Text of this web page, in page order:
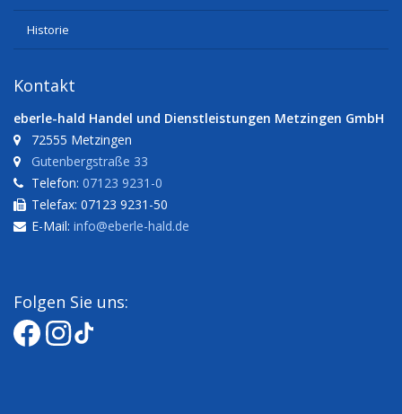
Historie
Kontakt
eberle-hald Handel und Dienstleistungen Metzingen GmbH
72555 Metzingen
Gutenbergstraße 33
Telefon: 07123 9231-0
Telefax: 07123 9231-50
E-Mail: info@eberle-hald.de
Folgen Sie uns: